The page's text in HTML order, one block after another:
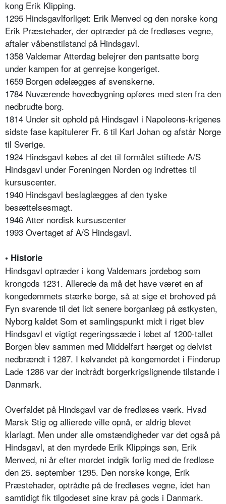
kong Erik Klipping.
1295 Hindsgavlforliget: Erik Menved og den norske kong
Erik Præstehader, der optræder på de fredløses vegne,
aftaler våbenstilstand på Hindsgavl.
1358 Valdemar Atterdag belejrer den pantsatte borg
under kampen for at genrejse kongeriget.
1659 Borgen ødelægges af svenskerne.
1784 Nuværende hovedbygning opføres med sten fra den
nedbrudte borg.
1814 Under sit ophold på Hindsgavl i Napoleons-krigenes
sidste fase kapitulerer Fr. 6 til Karl Johan og afstår Norge
til Sverige.
1924 Hindsgavl købes af det til formålet stiftede A/S
Hindsgavl under Foreningen Norden og indrettes til
kursuscenter.
1940 Hindsgavl beslaglægges af den tyske
besættelsesmagt.
1946 Atter nordisk kursuscenter
1993 Overtaget af A/S Hindsgavl.
• Historie
Hindsgavl optræder i kong Valdemars jordebog som
krongods 1231. Allerede da må det have været en af
kongedømmets stærke borge, så at sige et brohoved på
Fyn svarende til det lidt senere borganlæg på østkysten,
Nyborg kaldet Som et samlingspunkt midt i riget blev
Hindsgavl et vigtigt regeringssæde i løbet af 1200-tallet
Borgen blev sammen med Middelfart hærget og delvist
nedbrændt i 1287. I kølvandet på kongemordet i Finderup
Lade 1286 var der indtrådt borgerkrigslignende tilstande i
Danmark.
Overfaldet på Hindsgavl var de fredløses værk. Hvad
Marsk Stig og allierede ville opnå, er aldrig blevet
klarlagt. Men under alle omstændigheder var det også på
Hindsgavl, at den myrdede Erik Klippings søn, Erik
Menved, ni år efter mordet indgik forlig med de fredløse
den 25. september 1295. Den norske konge, Erik
Præstehader, optrådte på de fredløses vegne, idet han
samtidigt fik tilgodeset sine krav på gods i Danmark.